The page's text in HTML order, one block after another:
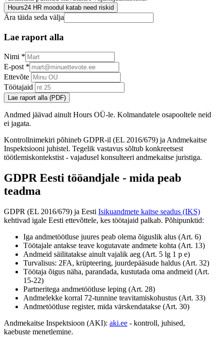
Hours24 HR moodul katab need riskid
Ära täida seda välja
Lae raport alla
Nimi *
E-post *
Ettevõte
Töötajaid
Lae raport alla (PDF)
Andmed jäävad ainult Hours OÜ-le. Kolmandatele osapooltele neid
ei jagata.
Kontrollnimekiri põhineb GDPR-il (EL 2016/679) ja Andmekaitse
Inspektsiooni juhistel. Tegelik vastavus sõltub konkreetsest
töötlemiskontekstist - vajadusel konsulteeri andmekaitse juristiga.
GDPR Eesti tööandjale - mida peab
teadma
GDPR (EL 2016/679) ja Eesti Isikuandmete kaitse seadus (IKS)
kehtivad igale Eesti ettevõttele, kes töötajaid palkab. Põhipunktid:
Iga andmetöötluse juures peab olema õiguslik alus (Art. 6)
Töötajale antakse teave kogutavate andmete kohta (Art. 13)
Andmeid säilitatakse ainult vajalik aeg (Art. 5 lg 1 p e)
Turvalisus: 2FA, krüpteering, juurdepääsude haldus (Art. 32)
Töötaja õigus näha, parandada, kustutada oma andmeid (Art.
15-22)
Partneritega andmetöötluse leping (Art. 28)
Andmelekke korral 72-tunnine teavitamiskohustus (Art. 33)
Andmetöötluse register, mida värskendatakse (Art. 30)
Andmekaitse Inspektsioon (AKI): aki.ee - kontroll, juhised,
kaebuste menetlemine.